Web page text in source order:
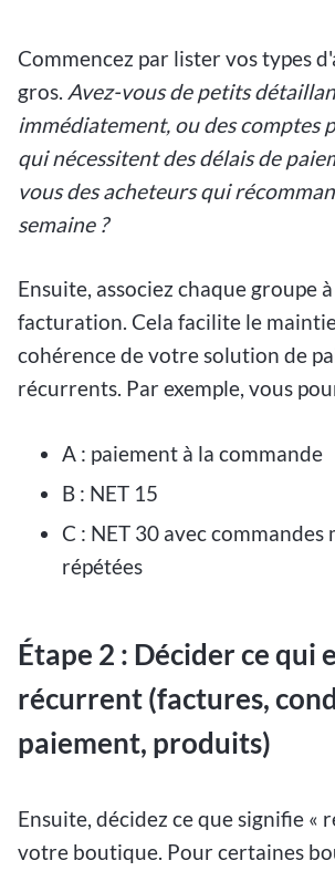
Commencez par lister vos types
gros. Avez-vous de petits
immédiatement, ou des comptes
qui nécessitent des délais de
vous des acheteurs qui
semaine ?
Ensuite, associez chaque groupe
facturation. Cela facilite le
cohérence de votre solution de
récurrents. Par exemple, vous
A : paiement à la commande
B : NET 15
C : NET 30 avec commandes
répétées
Étape 2 : Décider ce qui
récurrent (factures,
paiement, produits)
Ensuite, décidez ce que signifie «
votre boutique. Pour certaines